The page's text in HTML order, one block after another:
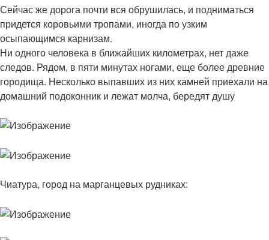
Сейчас же дорога почти вся обрушилась, и подниматься
придется коровьими тропами, иногда по узким
осыпающимся карнизам.
Ни одного человека в ближайших километрах, нет даже
следов. Рядом, в пяти минутах ногами, еще более древние
городища. Несколько выпавших из них камней приехали на
домашний подоконник и лежат молча, бередят душу
Чиатура, город на марганцевых рудниках: